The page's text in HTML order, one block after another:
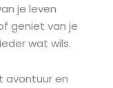
je leven
geniet van je
wat wils.
avontuur en